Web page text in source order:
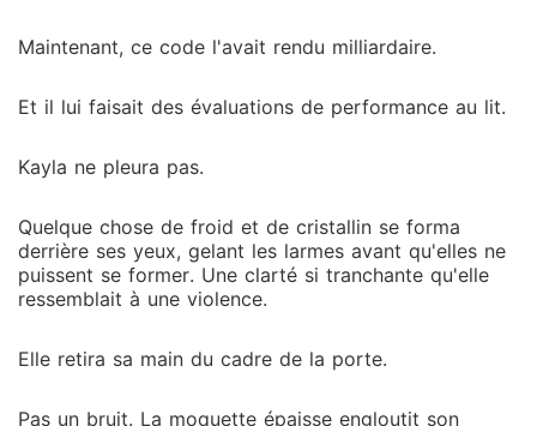
Maintenant, ce code l'avait rendu milliardaire.
Et il lui faisait des évaluations de performance au lit.
Kayla ne pleura pas.
Quelque chose de froid et de cristallin se forma
derrière ses yeux, gelant les larmes avant qu'elles ne
puissent se former. Une clarté si tranchante qu'elle
ressemblait à une violence.
Elle retira sa main du cadre de la porte.
Pas un bruit. La moquette épaisse engloutit son